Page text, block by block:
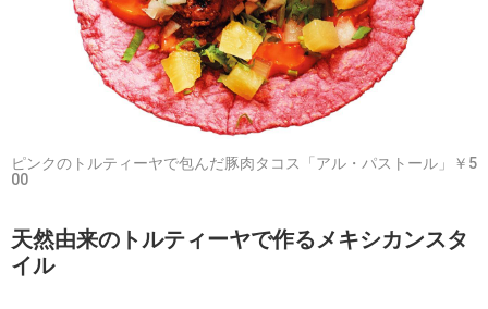
ピンクのトルティーヤで包んだ豚肉タコス「アル・パストール」￥5
00
天然由来のトルティーヤで作るメキシカンスタ
イル